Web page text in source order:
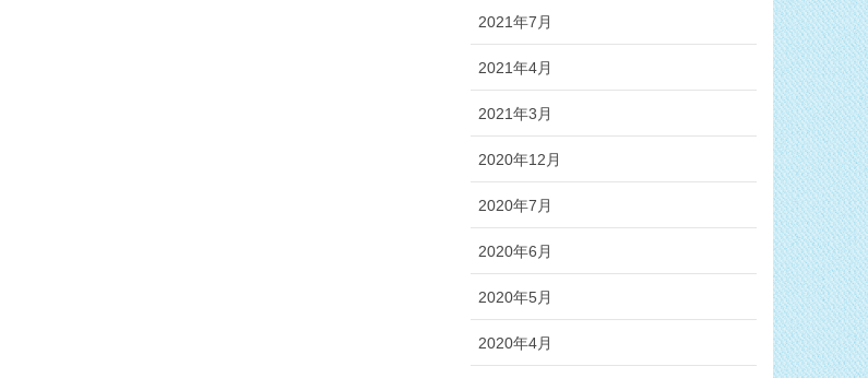
2021年7月
2021年4月
2021年3月
2020年12月
2020年7月
2020年6月
2020年5月
2020年4月